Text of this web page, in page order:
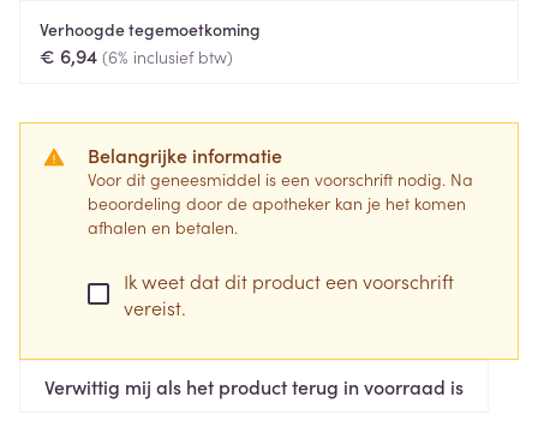
Verhoogde tegemoetkoming
€ 6,94 (6% inclusief btw)
Belangrijke informatie
Voor dit geneesmiddel is een voorschrift nodig. Na
beoordeling door de apotheker kan je het komen
afhalen en betalen.
Ik weet dat dit product een voorschrift
vereist.
Verwittig mij als het product terug in voorraad is